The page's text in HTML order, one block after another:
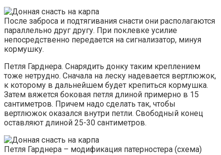
После заброса и подтягивания снасти они располагаются
параллельно друг другу. При поклевке усилие
непосредственно передается на сигнализатор, минуя
кормушку.
Петля Гарднера. Снарядить донку таким креплением
тоже нетрудно. Сначала на леску надевается вертлюжок,
к которому в дальнейшем будет крепиться кормушка.
Затем вяжется боковая петля длиной примерно в 15
сантиметров. Причем надо сделать так, чтобы
вертлюжок оказался внутри петли. Свободный конец
оставляют длиной 25-30 сантиметров.
Петля Гарднера – модификация патерностера (схема)